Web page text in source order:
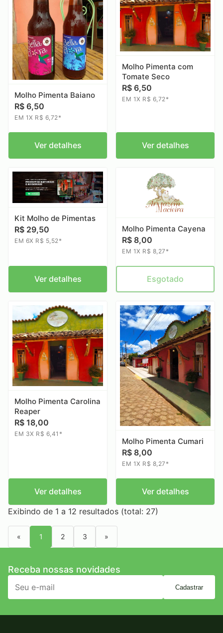
Molho Pimenta Baiano
R$ 6,50
EM 1X R$ 6,72*
Ver detalhes
Molho Pimenta com
Tomate Seco
R$ 6,50
EM 1X R$ 6,72*
Ver detalhes
Kit Molho de Pimentas
R$ 29,50
EM 6X R$ 5,52*
Ver detalhes
Molho Pimenta Cayena
R$ 8,00
EM 1X R$ 8,27*
Esgotado
Molho Pimenta Carolina
Reaper
R$ 18,00
EM 3X R$ 6,41*
Ver detalhes
Molho Pimenta Cumari
R$ 8,00
EM 1X R$ 8,27*
Ver detalhes
Exibindo de 1 a 12 resultados (total: 27)
« 1 2 3 »
Receba nossas novidades
Cadastrar